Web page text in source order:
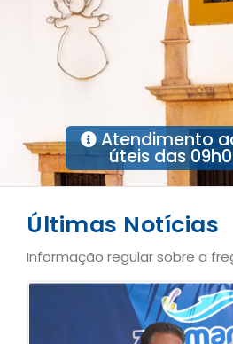
Atendimento
úteis das
Últimas Notícias
Informação regular sobre a